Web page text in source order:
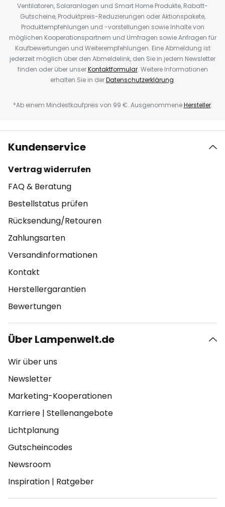
Ventilatoren, Solaranlagen und Smart Home Produkte, Rabatt-
Gutscheine, Produktpreis-Reduzierungen oder Aktionspakete,
Produktempfehlungen und -vorstellungen sowie Inhalte von
möglichen Kooperationspartnern und Umfragen sowie Anfragen für
Kaufbewertungen und Weiterempfehlungen. Eine Abmeldung ist
jederzeit möglich über den Abmeldelink, den Sie in jedem Newsletter
finden oder über unserKontaktformular. Weitere Informationen
erhalten Sie in derDatenschutzerklärung.
*Ab einem Mindestkaufpreis von 99 €. AusgenommeneHersteller.
Kundenservice
Vertrag widerrufen
FAQ & Beratung
Bestellstatus prüfen
Rücksendung/Retouren
Zahlungsarten
Versandinformationen
Kontakt
Herstellergarantien
Bewertungen
Über Lampenwelt.de
Wir über uns
Newsletter
Marketing-Kooperationen
Karriere | Stellenangebote
Lichtplanung
Gutscheincodes
Newsroom
Inspiration | Ratgeber